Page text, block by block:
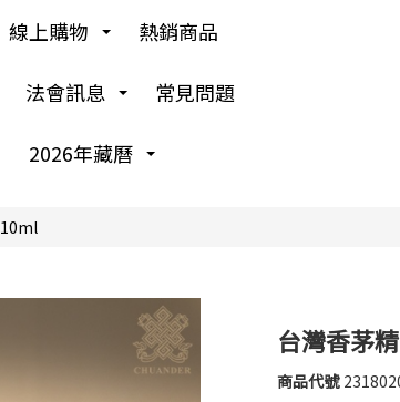
線上購物 熱銷商品
法會訊息 常見問題
2026年藏曆
台灣香茅
商品代號 育